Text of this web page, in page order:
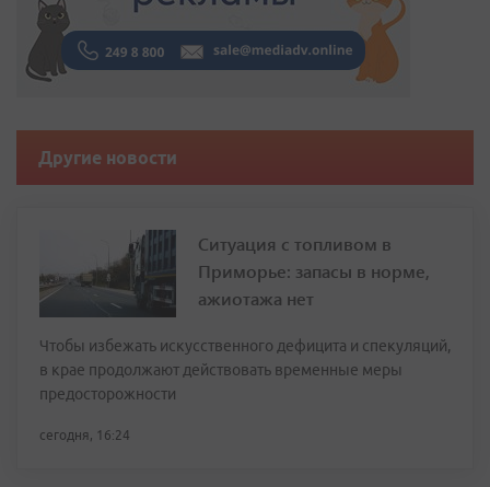
Другие новости
Ситуация с топливом в
Приморье: запасы в норме,
ажиотажа нет
Чтобы избежать искусственного дефицита и спекуляций,
в крае продолжают действовать временные меры
предосторожности
сегодня, 16:24